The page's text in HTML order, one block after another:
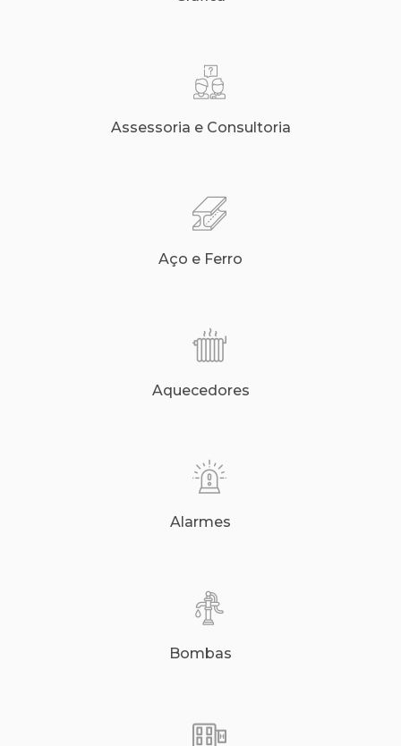
Assessoria e Consultoria
Aço e Ferro
Aquecedores
Alarmes
Bombas